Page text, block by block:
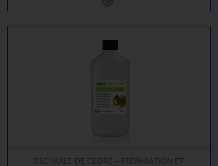
ESC HUILE DE CEDRE – PRÉPARATION ET